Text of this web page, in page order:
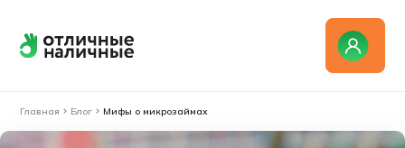
Главная Блог Мифы о микрозаймах